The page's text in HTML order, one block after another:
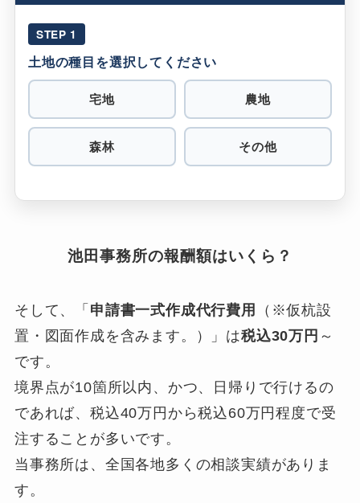
STEP 1
土地の種目を選択してください
宅地 農地
森林 その他
池田事務所の報酬額はいくら？
そして、「 申請書一式作成代行費用
（※仮杭設
置・図面作成を含みます。）」は税込30万円 ～
です。
境界点が10箇所以内、かつ、日帰りで行けるの
であれば、税込40万円から税込60万円程度で受
注することが多いです。
当事務所は、全国各地多くの相談実績がありま
す。